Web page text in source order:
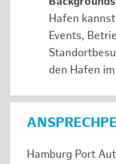
Hafen
Events,
den Hafen
Hamburg Port